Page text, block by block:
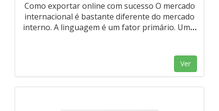
Como exportar online com sucesso O mercado
internacional é bastante diferente do mercado
interno. A linguagem é um fator primário. Um…
Ver